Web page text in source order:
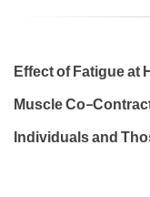
Effect of Fatigue at
Muscle Co-
Individuals and